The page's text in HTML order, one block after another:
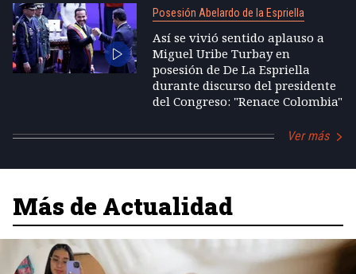
Posesión Abelardo de la Espriella
Así se vivió sentido aplauso a
Miguel Uribe Turbay en
posesión de De La Espriella
durante discurso del presidente
del Congreso: "Renace Colombia"
Ver más
Más de Actualidad